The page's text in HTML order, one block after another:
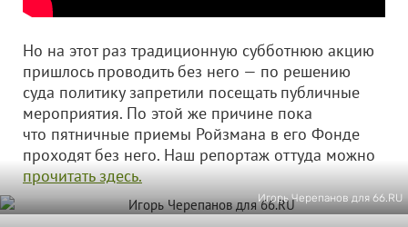
Но на этот раз традиционную субботнюю акцию
пришлось проводить без него — по решению
суда политику запретили посещать публичные
мероприятия. По этой же причине пока
что пятничные приемы Ройзмана в его Фонде
проходят без него. Наш репортаж оттуда можно
прочитать здесь.
Игорь Черепанов для 66.RU